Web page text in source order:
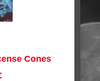
Cones
Preis: